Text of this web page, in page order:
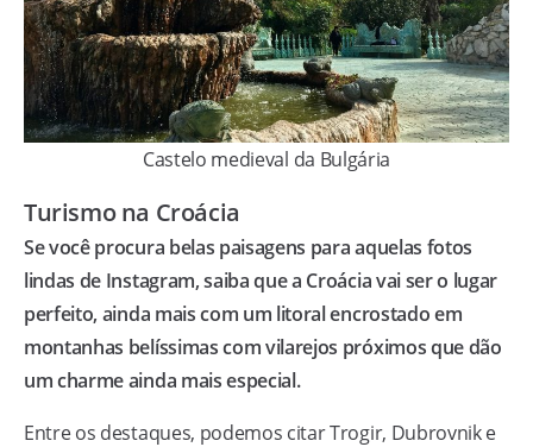
Castelo medieval da Bulgária
Turismo na Croácia
Se você procura belas paisagens para aquelas fotos
lindas de Instagram, saiba que a Croácia vai ser o lugar
perfeito, ainda mais com um litoral encrostado em
montanhas belíssimas com vilarejos próximos que dão
um charme ainda mais especial.
Entre os destaques, podemos citar Trogir, Dubrovnik e